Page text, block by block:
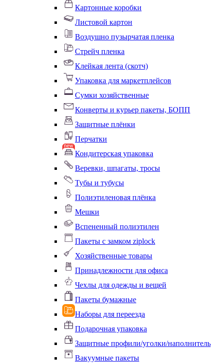
Картонные коробки
Листовой картон
Воздушно пузырчатая пленка
Стрейч пленка
Клейкая лента (скотч)
Упаковка для маркетплейсов
Сумки хозяйственные
Конверты и курьер пакеты, БОПП
Защитные плёнки
Перчатки
Кондитерская упаковка
Веревки, шпагаты, тросы
Тубы и тубусы
Полиэтиленовая плёнка
Мешки
Вспененный полиэтилен
Пакеты с замком ziplock
Хозяйственные товары
Принадлежности для офиса
Чехлы для одежды и вещей
Пакеты бумажные
Наборы для переезда
Подарочная упаковка
Защитные профили/уголки/наполнитель
Вакуумные пакеты